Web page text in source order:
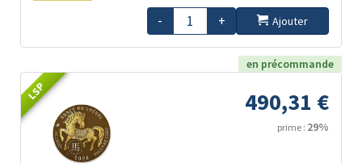
- + Ajouter
en précommande
LSP 490,31 €
prime : 29%